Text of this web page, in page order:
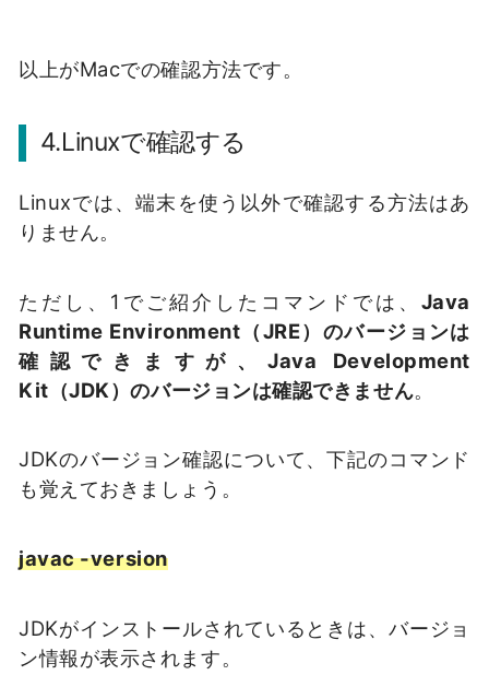
以上がMacでの確認方法です。
4.Linuxで確認する
Linuxでは、端末を使う以外で確認する方法はあ
りません。
ただし、1でご紹介したコマンドでは、 Java
Runtime Environment（JRE）のバージョンは
確認できますが、Java Development
Kit（JDK）のバージョンは確認できません。
JDKのバージョン確認について、下記のコマンド
も覚えておきましょう。
javac -version
JDKがインストールされているときは、バージョ
ン情報が表示されます。